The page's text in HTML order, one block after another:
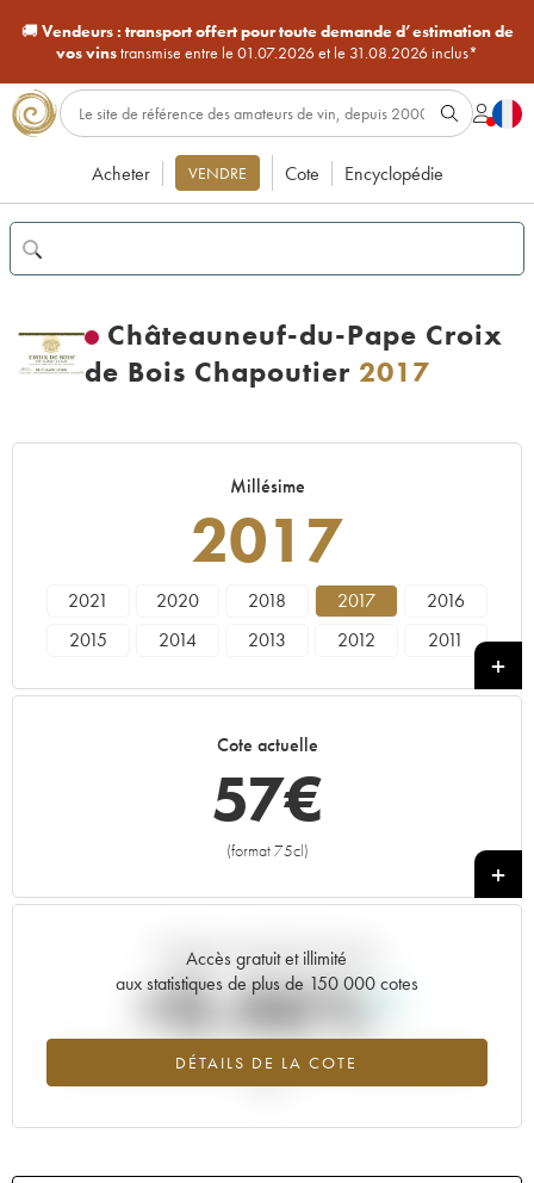
🚚Vendeurs : transport offert pour toute demande d’estimation de
vos vinstransmise entre le 01.07.2026 et le 31.08.2026 inclus*
Acheter VENDRE Cote Encyclopédie
Châteauneuf-du-Pape Croix
de Bois Chapoutier 2017
Millésime
2017
2021 2020 2018 2017
2016
2015
2014 2013 2012
2011
1998
Cote actuelle
57€
(format 75cl)
+
Accès gratuit et illimité
aux statistiques de plus de 150 000 cotes
DÉTAILS DE LA COTE
Tendance actuelle de la cote
+0.46%
Tendance à la hausse du millésime 2017 en 2026 par rapport à